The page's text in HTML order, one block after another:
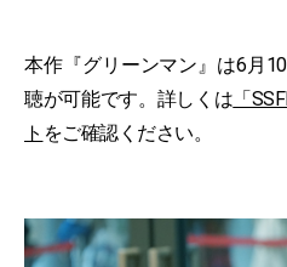
本作『グリーンマン』は6月
聴が可能です。詳しくは 「
ト をご確認ください。